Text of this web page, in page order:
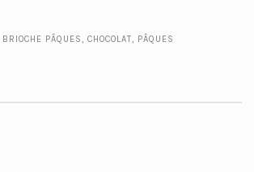
BRIOCHE PÂQUES, CHOCOLAT, PÂQUES